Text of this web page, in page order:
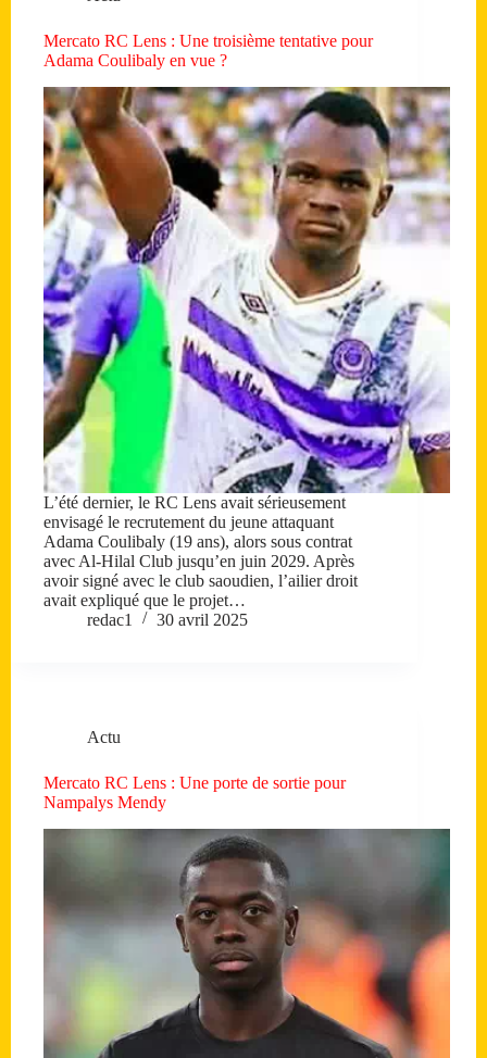
Mercato RC Lens : Une troisième tentative pour
Adama Coulibaly en vue ?
L’été dernier, le RC Lens avait sérieusement
envisagé le recrutement du jeune attaquant
Adama Coulibaly (19 ans), alors sous contrat
avec Al-Hilal Club jusqu’en juin 2029. Après
avoir signé avec le club saoudien, l’ailier droit
avait expliqué que le projet…
redac1
30 avril 2025
Actu
Mercato RC Lens : Une porte de sortie pour
Nampalys Mendy